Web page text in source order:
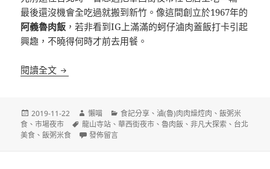
最後還沒機會全吃過就搬到新竹。像這間創立於1967年的
阿義魯肉飯 ，若非看到IG上滿滿的蚵仔滷肉蓋飯打卡引起
興趣，不曉得何時才前去用餐。
閱讀全文 [台北]阿義魯肉飯 華西街夜市 蚵仔滷肉蓋飯
發
佈
日
2019-11-22
作
者
懶喵
分
類
食記分享 、滷(魯)肉肉燥焢肉 、飯粥米
食 、市場夜市
標
籤
龍山寺站 、華西街夜市 、魯肉飯 、非凡大探索 、 台北
美食 、飯粥米食 在〈[台北]阿義魯肉飯 華西街夜市 蚵仔滷肉蓋飯〉
發佈留言